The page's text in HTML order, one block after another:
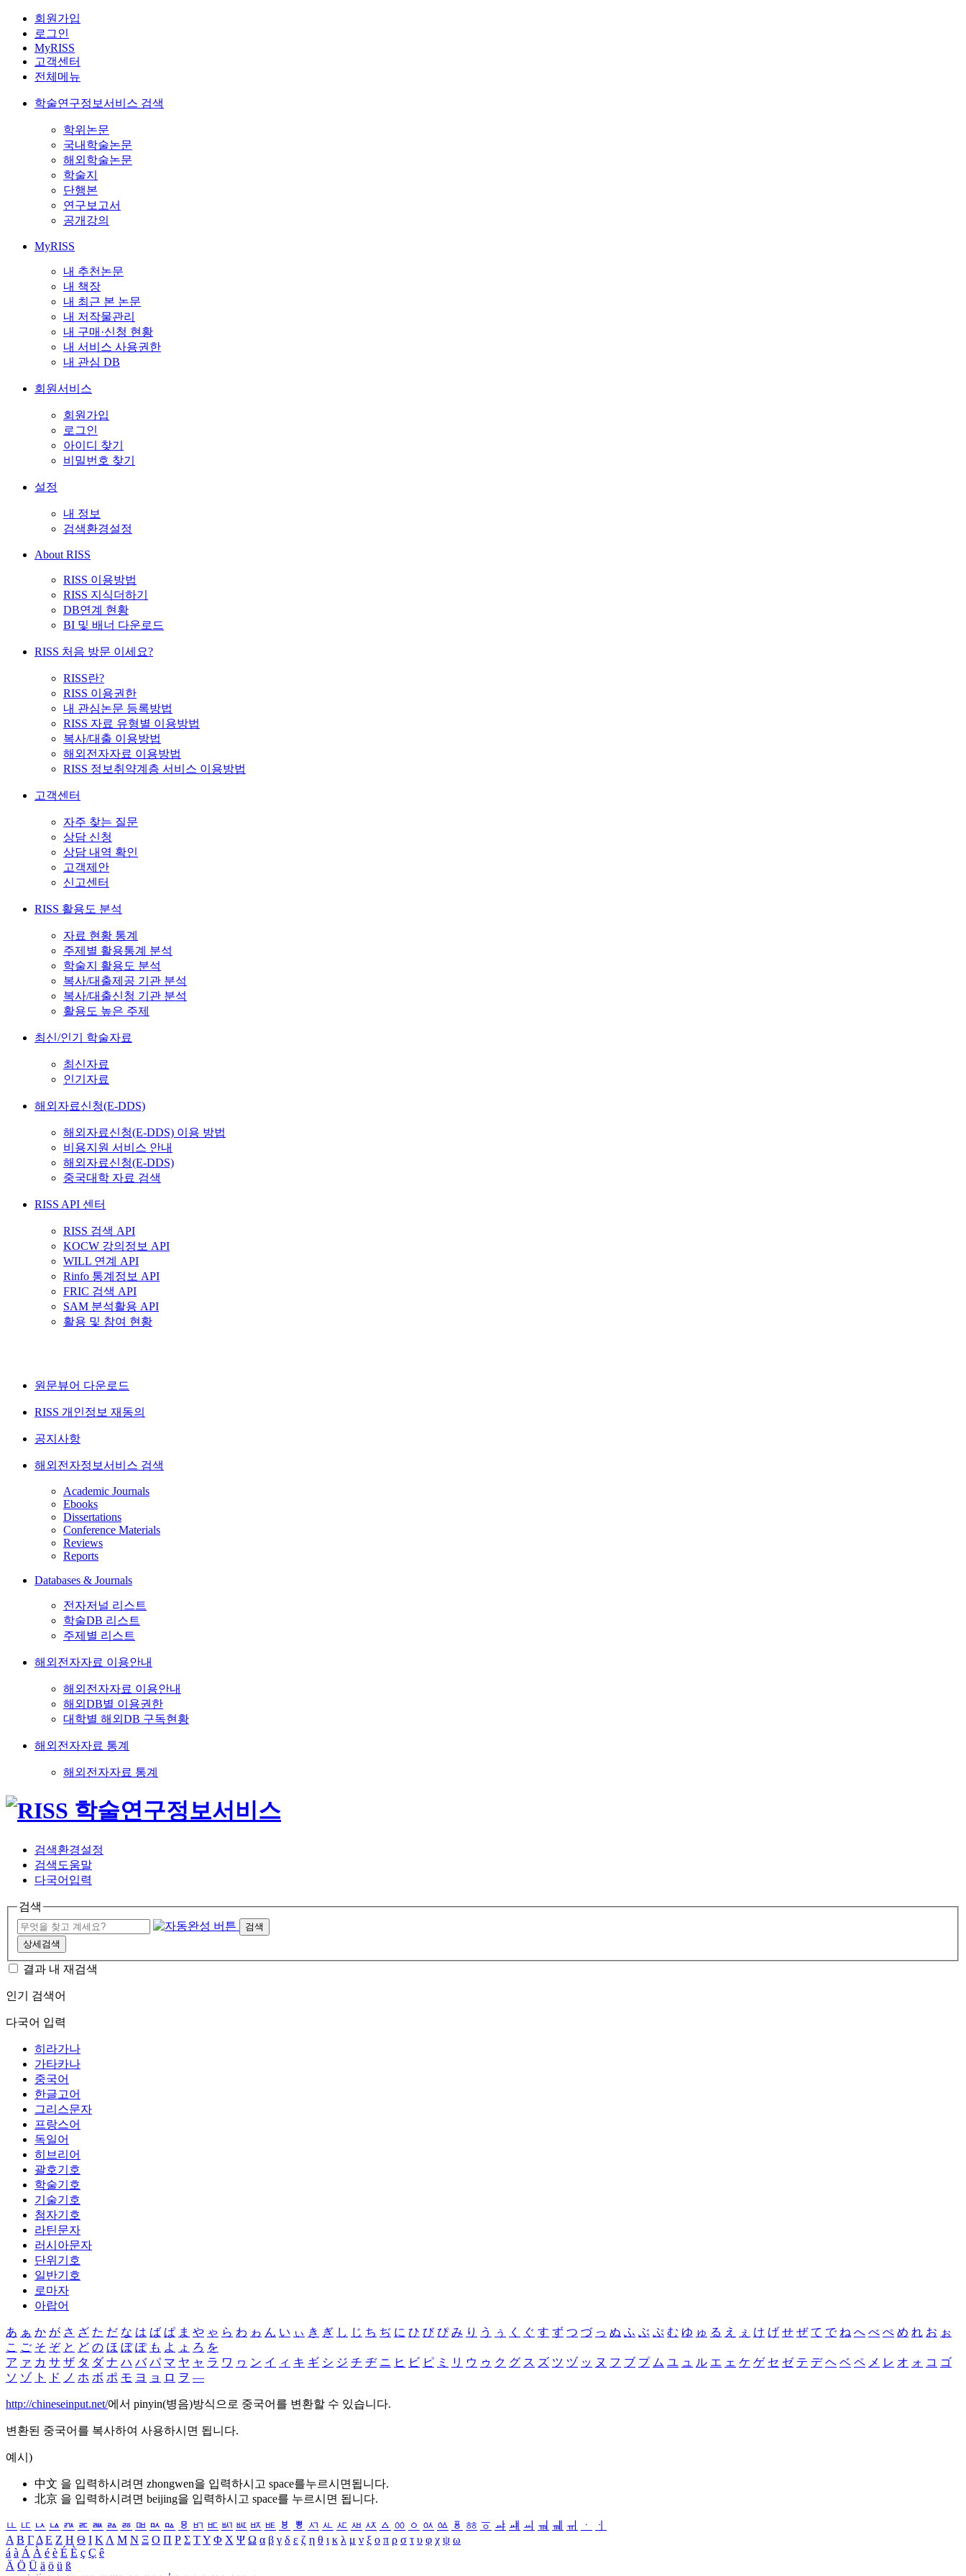
회원가입
로그인
MyRISS
고객센터
전체메뉴
학술연구정보서비스 검색
학위논문
국내학술논문
해외학술논문
학술지
단행본
연구보고서
공개강의
MyRISS
내 추천논문
내 책장
내 최근 본 논문
내 저작물관리
내 구매·신청 현황
내 서비스 사용권한
내 관심 DB
회원서비스
회원가입
로그인
아이디 찾기
비밀번호 찾기
설정
내 정보
검색환경설정
About RISS
RISS 이용방법
RISS 지식더하기
DB연계 현황
BI 및 배너 다운로드
RISS 처음 방문 이세요?
RISS란?
RISS 이용권한
내 관심논문 등록방법
RISS 자료 유형별 이용방법
복사/대출 이용방법
해외전자자료 이용방법
RISS 정보취약계층 서비스 이용방법
고객센터
자주 찾는 질문
상담 신청
상담 내역 확인
고객제안
신고센터
RISS 활용도 분석
자료 현황 통계
주제별 활용통계 분석
학술지 활용도 분석
복사/대출제공 기관 분석
복사/대출신청 기관 분석
활용도 높은 주제
최신/인기 학술자료
최신자료
인기자료
해외자료신청(E-DDS)
해외자료신청(E-DDS) 이용 방법
비용지원 서비스 안내
해외자료신청(E-DDS)
중국대학 자료 검색
RISS API 센터
RISS 검색 API
KOCW 강의정보 API
WILL 연계 API
Rinfo 통계정보 API
FRIC 검색 API
SAM 분석활용 API
활용 및 참여 현황
원문뷰어 다운로드
RISS 개인정보 재동의
공지사항
해외전자정보서비스 검색
Academic Journals
Ebooks
Dissertations
Conference Materials
Reviews
Reports
Databases & Journals
전자저널 리스트
학술DB 리스트
주제별 리스트
해외전자자료 이용안내
해외전자자료 이용안내
해외DB별 이용권한
대학별 해외DB 구독현황
해외전자자료 통계
해외전자자료 통계
검색환경설정
검색도움말
다국어입력
검색
검색
상세검색
결과 내 재검색
인기 검색어
다국어 입력
히라가나
가타카나
중국어
한글고어
그리스문자
프랑스어
독일어
히브리어
괄호기호
학술기호
기술기호
첨자기호
라틴문자
러시아문자
단위기호
일반기호
로마자
아랍어
あ ぁ か が さ ざ た だ な は ば ぱ ま や ゃ ら わ ゎ ん い ぃ き ぎ し じ ち ぢ に ひ び ぴ み り う ぅ く ぐ す ず つ づ っ ぬ ふ ぶ ぷ む ゆ ゅ る え ぇ け げ せ ぜ て で ね へ べ ぺ め れ お ぉ
こ ご そ ぞ と ど の ほ ぼ ぽ も よ ょ ろ を
ア ァ カ サ ザ タ ダ ナ ハ バ パ マ ヤ ャ ラ ワ ヮ ン イ ィ キ ギ シ ジ チ ヂ ニ ヒ ビ ピ ミ リ ウ ゥ ク グ ス ズ ツ ヅ ッ ヌ フ ブ プ ム ユ ュ ル エ ェ ケ ゲ セ ゼ テ デ ヘ ベ ペ メ レ オ ォ コ ゴ
ソ ゾ ト ド ノ ホ ボ ポ モ ヨ ョ ロ ヲ ―
http://chineseinput.net/에서 pinyin(병음)방식으로 중국어를 변환할 수 있습니다.
변환된 중국어를 복사하여 사용하시면 됩니다.
예시)
中文 을 입력하시려면 zhongwen을 입력하시고 space를누르시면됩니다.
北京 을 입력하시려면 beijing을 입력하시고 space를 누르시면 됩니다.
ㅥ ㅦ ㅧ ㅨ ㅩ ㅪ ㅫ ㅬ ㅭ ㅮ ㅯ ㅰ ㅱ ㅲ ㅳ ㅴ ㅵ ㅶ ㅷ ㅸ ㅹ ㅺ ㅻ ㅼ ㅽ ㅾ ㅿ ㆀ ㆁ ㆂ ㆃ ㆄ ㆅ ㆆ ㆇ ㆈ ㆉ ㆊ ㆋ ㆌ ㆍ
ㆎ
Α Β ΓΔ Ε Ζ Η Θ Ι ΚΛ Μ Ν Ξ Ο Π Ρ Σ ΤΥ Φ Χ Ψ Ω α β γ δ ε ζ η θ ι κ λ μ ν ξ ο π ρ σ τ υ φ χ ψ ω
á à Á À é è É È ç Ç ê
Ä Ö Ü ä ö ü ß